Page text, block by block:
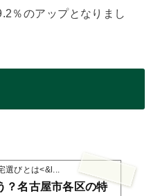
％のアップとなりまし
びとは<&l...
？名古屋市各区の特